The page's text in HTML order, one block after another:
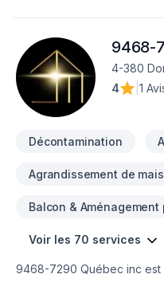
aspirations.
9468-
4-380
4
1
Décontamination
Agrandissement de
Balcon & Aménagement
Voir les 70 services
9468-7290 Québec inc